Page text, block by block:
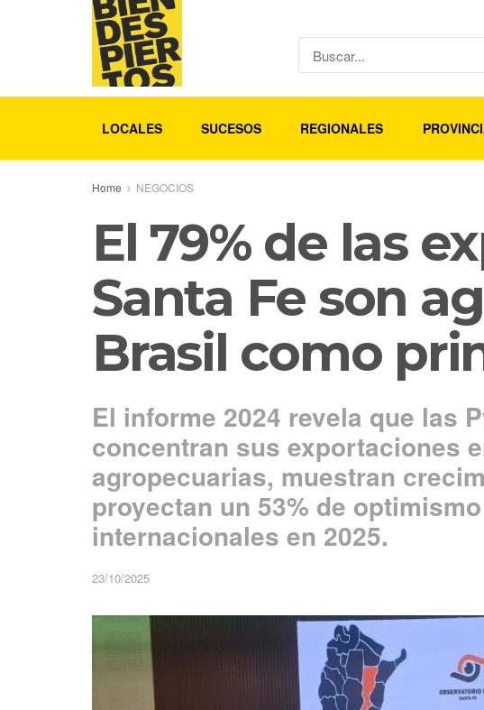
LOCALES SUCESOS REGIONALES
Home NEGOCIOS
El 79% de las
Santa Fe son
Brasil como
El informe 2024 revela que las
concentran sus exportaciones
agropecuarias, muestran
proyectan un 53% de
internacionales en 2025.
23/10/2025